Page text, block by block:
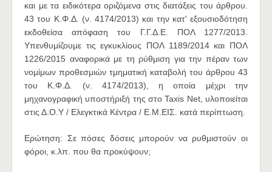
και με τα ειδικότερα οριζόμενα στις διατάξεις του άρθρου.
43 του Κ.Φ.Δ. (ν. 4174/2013) και την κατ' εξουσιοδότηση
εκδοθείσα απόφαση του Γ.Γ.Δ.Ε. ΠΟΛ 1277/2013.
Υπενθυμίζουμε τις εγκυκλίους ΠΟΛ 1189/2014 και ΠΟΛ
1226/2015 αναφορικά με τη ρύθμιση για την πέραν των
νομίμων προθεσμιών τμηματική καταβολή του άρθρου 43
του Κ.Φ.Δ. (ν. 4174/2013), η οποία μέχρι την
μηχανογραφική υποστήριξή της στο Taxis Net, υλοποιείται
στις Δ.Ο.Υ / Ελεγκτικά Κέντρα / Ε.Μ.ΕΙΣ. κατά περίπτωση.
Ερώτηση: Σε πόσες δόσεις μπορούν να ρυθμιστούν οι
φόροι, κ.λπ. που θα προκύψουν;